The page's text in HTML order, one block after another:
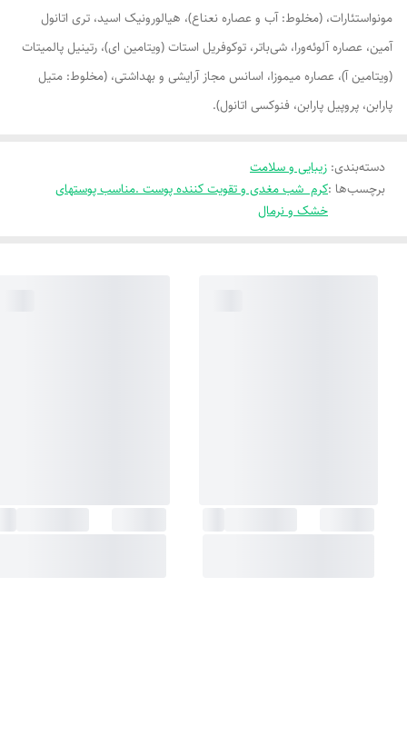
مونواستئارات، (مخلوط: آب و عصاره نعناع)، هیالورونیک اسید، تری اتانول
آمین، عصاره آلوئه‌ورا، شی‌باتر، توکوفریل استات (ویتامین ای)، رتینیل پالمیتات
(ویتامین آ)، عصاره میموزا، اسانس مجاز آرایشی و بهداشتی، (مخلوط: متیل
پارابن، پروپیل پارابن، فنوکسی اتانول).
دسته‌بندی: زیبایی و سلامت
برچسب‌ها :کرم شب مغدی و تقویت کننده پوست .مناسب پوستهای
خشک و نرمال